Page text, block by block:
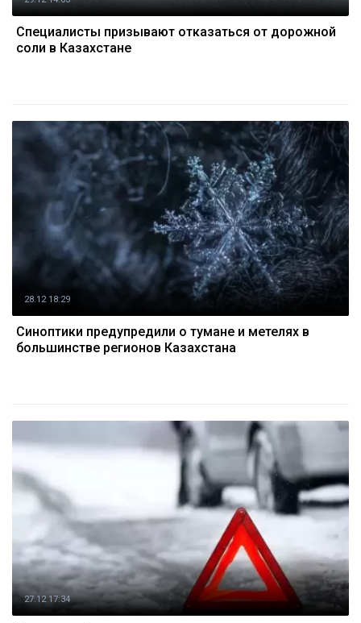
Специалисты призывают отказаться от дорожной
соли в Казахстане
28.12 18:29
Синоптики предупредили о тумане и метелях в
большинстве регионов Казахстана
27.12 17:34